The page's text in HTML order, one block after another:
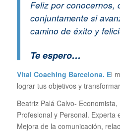
Feliz por conocernos,
conjuntamente si
camino de éxito y
Te espero…
Vital Coaching Barcelona. El
lograr tus objetivos y
Beatriz Palá Calvo-
Profesional y Personal. Experta
Mejora de la comunicación,